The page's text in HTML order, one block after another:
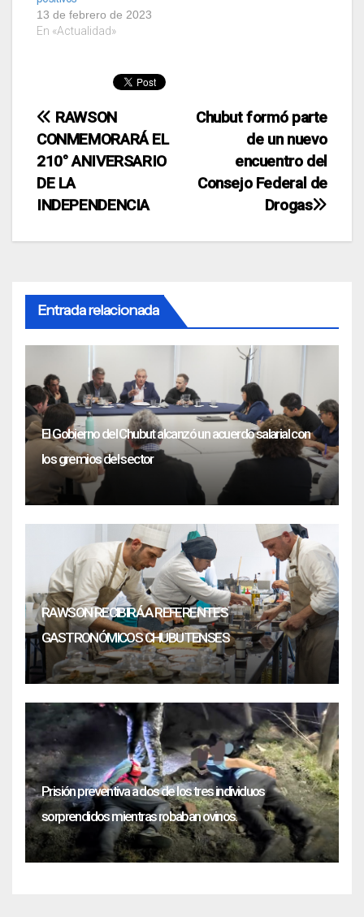
13 de febrero de 2023
En «Actualidad»
Navegación
de
entradas
Chubut formó parte
de un nuevo
encuentro del
Consejo Federal de
Drogas
RAWSON
CONMEMORARÁ EL
210° ANIVERSARIO
DE LA
INDEPENDENCIA
Entrada relacionada
El Gobierno del Chubut alcanzó un acuerdo salarial con
los gremios del sector
RAWSON RECIBIRÁ A REFERENTES
GASTRONÓMICOS CHUBUTENSES
Prisión preventiva a dos de los tres individuos
sorprendidos mientras robaban ovinos.